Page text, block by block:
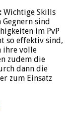
Wichtige Skills
Gegnern sind
im PvP
so effektiv sind,
ihre volle
zudem die
dann die
zum Einsatz